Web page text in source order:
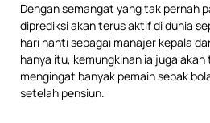
Dengan semangat yang tak pernah
diprediksi akan terus aktif di dunia
hari nanti sebagai manajer kepala
hanya itu, kemungkinan ia juga akan
mengingat banyak pemain sepak
setelah pensiun.